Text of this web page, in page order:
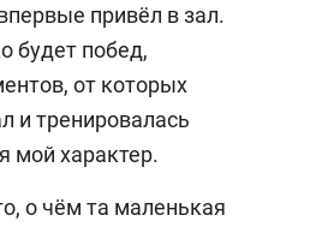
привёл в зал.
будет побед,
от которых
и тренировалась
мой характер.
о чём та маленькая